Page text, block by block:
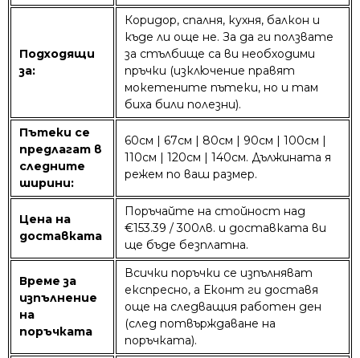
Подходящи
за:
Коридор, спалня, кухня, балкон и
къде ли още не. За да ги ползвате
за стълбище са ви необходими
пръчки (изключение правят
мокетените пътеки, но и там
биха били полезни).
Пътеки се
предлагат в
следните
ширини:
60см | 67см | 80см | 90см | 100см |
110см | 120см | 140см. Дължината я
режем по ваш размер.
Цена на
доставката
Поръчайте на стойност над
€153.39 / 300лв. и доставката ви
ще бъде безплатна.
Време за
изпълнение
на
поръчката
Всички поръчки се изпълняват
експресно, а Еконт ги доставя
още на следващия работен ден
(след потвърждаване на
поръчката).